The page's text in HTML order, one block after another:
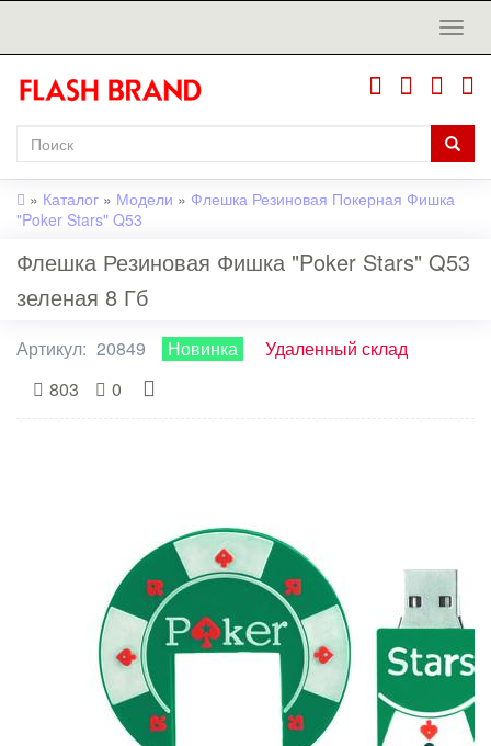
» Каталог » Модели » Флешка Резиновая Покерная Фишка
"Poker Stars" Q53
Флешка Резиновая Фишка "Poker Stars" Q53
зеленая 8 Гб
Артикул: 20849 Новинка
Удаленный склад
803
0